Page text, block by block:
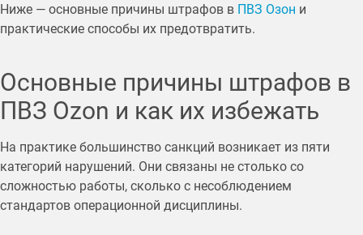
Ниже — основные причины штрафов в ПВЗ Озон и
практические способы их предотвратить.
Основные причины штрафов в
ПВЗ Ozon и как их избежать
На практике большинство санкций возникает из пяти
категорий нарушений. Они связаны не столько со
сложностью работы, сколько с несоблюдением
стандартов операционной дисциплины.